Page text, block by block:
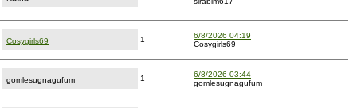
Cosygirls69 1
6/8/2026 04:19
Cosygirls69
gomlesugnagufum 1
6/8/2026 03:44
gomlesugnagufum